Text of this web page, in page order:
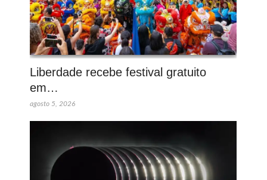
Liberdade recebe festival gratuito
em…
agosto 5, 2026